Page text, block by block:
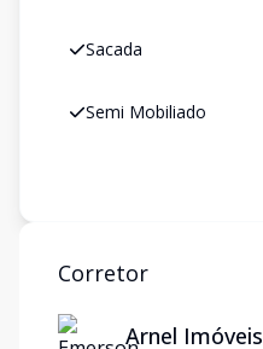
Sacada
Semi Mobiliado
Corretor
Arnel Imóveis